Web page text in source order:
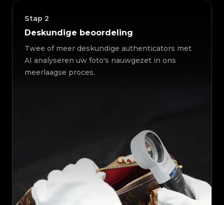
Stap 2
Deskundige beoordeling
Twee of meer deskundige authenticators met
AI analyseren uw foto's nauwgezet in ons
meerlaagse proces.